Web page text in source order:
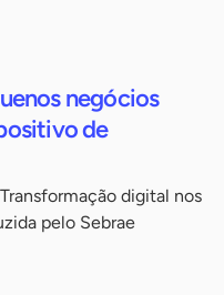
negócios
de
digital nos
pelo Sebrae